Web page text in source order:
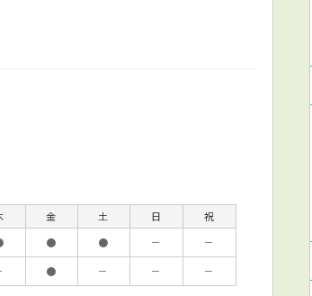
金 土 日
祝
● ● －
－
● － － －